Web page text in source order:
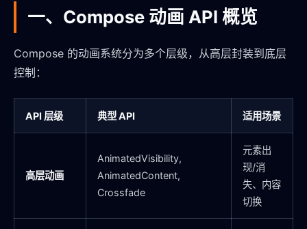
一、Compose 动画 API 概览
Compose 的动画系统分为多个层级，从高层封装到底层
控制：
API 层级 典型 API 适用场景
高层动画
AnimatedVisibility,
AnimatedContent,
Crossfade
元素出
现/消
失、内容
切换